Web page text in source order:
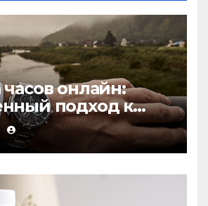
онлайн:
подход к